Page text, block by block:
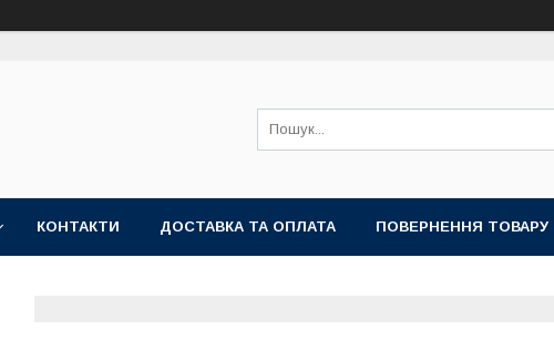
КОНТАКТИ ДОСТАВКА ТА ОПЛАТА ПОВЕРНЕННЯ ТОВАРУ